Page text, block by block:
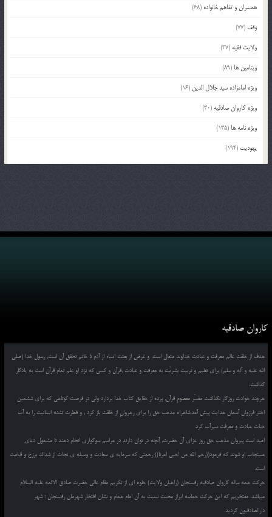
همسران و تفاهم خانواده (68)
وقف (77)
ولایت فقیه (37)
ویتامین ها (89)
ویژه امامزاده سید جلال الدین (16)
ویژه کاروان صادقیه (30)
ویژه نامه ها (135)
یهودیت (194)
کاروان صادقیه
هدف از خلقت عالم معرفت و عبادت خداوند متعال است, و غرض از بعثت انبیاء از آدم تا خاتم تحقق آن است, رسول خدا (صلی
الله علیه و آله و سلم) برای تعلیم و تربیت بشریّت به معرفت و عبادت ,قرآن و کسی که نزد او علم تمام قرآن است به یادگار
گذاشت.
هرچند حوادث روزگار نگذاشت مفسّر معصومِ قرآن, پرده از حقایق کتاب خدا بردارد ولی در فرصت کوتاهی که برای ششمین
اختر فرزوان آسمان هدایت پیش آمد,شاهراه مذهب حق را برای رهروانِ از خلقت باز کرد , و فطرت تشنه انسانیت را به آب
حیات عبادت و معرفت سیرآب کرد.
امید است پیروان مذهب حق روز عزای آن حضرت, آنچه در توان دارند در مراسم سوگواری انجام دهند تا مشمول دعای
مستجاب او شوند که فرمود((رحم الله من احیی امرنا)) رحمتی که سرمایه ی سعادت و وسیله ی نجات از شدائد برزخ و قیامت
است.
حرکت همه ساله کاروان صادقیه رفسنجان (راهیان ولایت) جلوه ای از تکریم مقام عالی حضرت صادق الائمه علیه السلام
میباشد. مفتخریم که این حرکت حماسه ابراز محبت نسبت به آن امام همام و نشان افتخار شهرمان رفسنجان ؛ شهر
دارالصادقیون گردید.